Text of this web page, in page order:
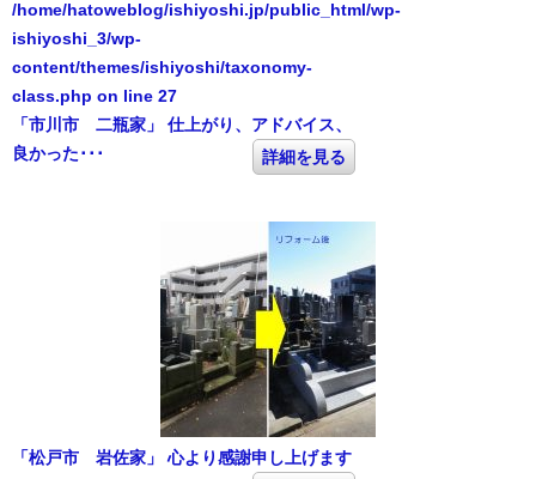
/home/hatoweblog/ishiyoshi.jp/public_html/wp-
ishiyoshi_3/wp-
content/themes/ishiyoshi/taxonomy-
class.php on line 27
「市川市 二瓶家」 仕上がり、アドバイス、
良かった･･･
詳細を見る
「松戸市 岩佐家」 心より感謝申し上げます